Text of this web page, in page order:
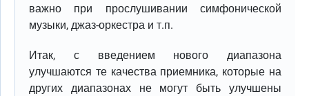
важно при прослушивании симфонической
музыки, джаз-оркестра и т.п.
Итак, с введением нового диапазона
улучшаются те качества приемника, которые на
других диапазонах не могут быть улучшены